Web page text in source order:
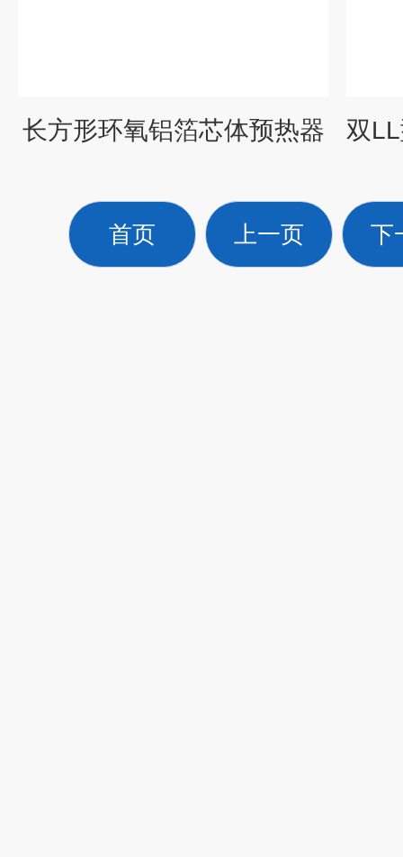
长方形环氧铝箔芯体预热器
首页 上一页 下